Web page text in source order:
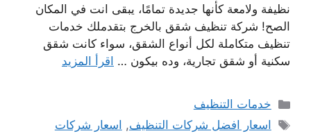
نظيفة ولامعة كأنها جديدة تمامًا، يبقى انت في المكان
الصح! شركة تنظيف شقق بالخرج بتقدملك خدمات
تنظيف متكاملة لكل أنواع الشقق، سواء كانت شقق
سكنية أو شقق تجارية، وده بيكون … اقرأ المزيد
التصنيفات
خدمات التنظيف
الوسوم
اسعار افضل شركات التنظيف, اسعار شركات